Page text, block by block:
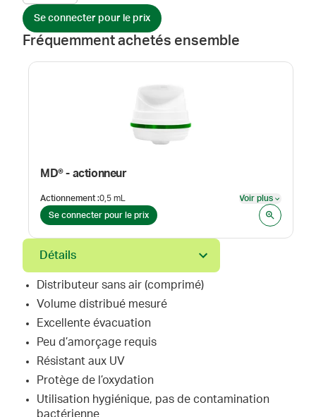
Se connecter pour le prix
Fréquemment achetés ensemble
MD® - actionneur
Actionnement :0,5 mL Voir plus
Se connecter pour le prix
Détails
Distributeur sans air (comprimé)
Volume distribué mesuré
Excellente évacuation
Peu d’amorçage requis
Résistant aux UV
Protège de l’oxydation
Utilisation hygiénique, pas de contamination
bactérienne